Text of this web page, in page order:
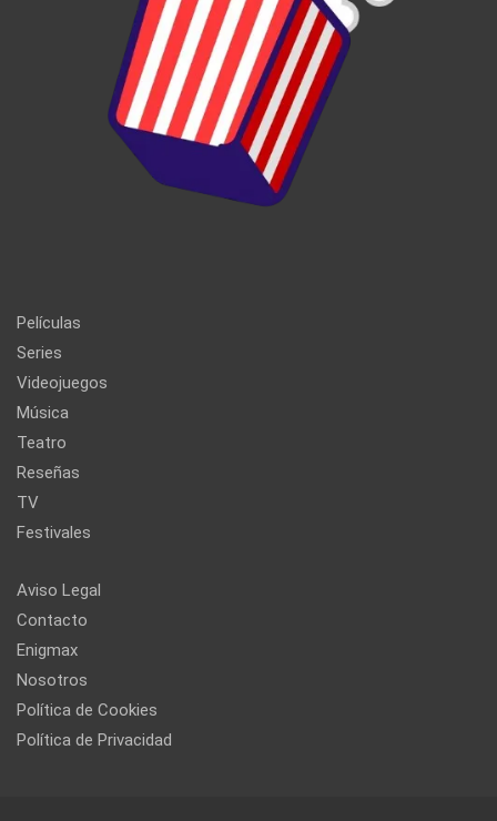
Películas
Series
Videojuegos
Música
Teatro
Reseñas
TV
Festivales
Aviso Legal
Contacto
Enigmax
Nosotros
Política de Cookies
Política de Privacidad